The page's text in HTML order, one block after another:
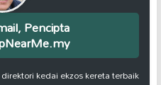
Pencipta
kedai ekzos kereta terbaik